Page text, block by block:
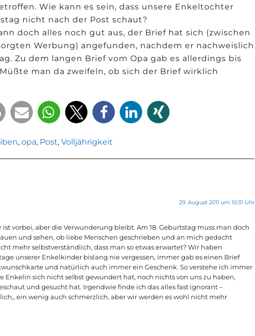
Wie kann es sein, dass unsere Enkeltochter
nicht nach der Post schaut?
doch alles noch gut aus, der Brief hat sich (zwischen
Werbung) angefunden, nachdem er nachweislich
Zu dem langen Brief vom Opa gab es allerdings bis
man da zweifeln, ob sich der Brief wirklich
,opa, Post,Volljährigkeit
29. August 2011 um 10:31 Uhr
vorbei, aber die Verwunderung bleibt. Am 18. Geburtstag muss man doch
und sehen, ob liebe Menschen geschrieben und an mich gedacht
mehr selbstverständlich, dass man so etwas erwartet? Wir haben
unserer Enkelkinder bislang nie vergessen, immer gab es einen Brief
und natürlich auch immer ein Geschenk. So verstehe ich immer
Enkelin sich nicht selbst gewundert hat, noch nichts von uns zu haben,
und gesucht hat. Irgendwie finde ich das alles fast ignorant –
ein wenig auch schmerzlich, aber wir werden es wohl nicht mehr